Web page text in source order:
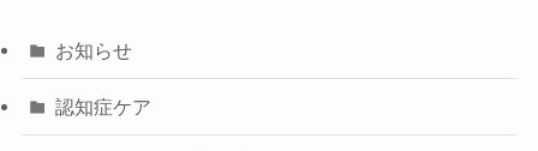
お知らせ
認知症ケア